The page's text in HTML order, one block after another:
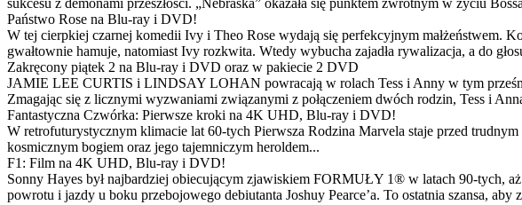
sukcesu z demonami przeszłości. „Nebraska” okazała się punktem zwrotnym w życiu
Państwo Rose na Blu-ray i DVD!
W tej cierpkiej czarnej komedii Ivy i Theo Rose wydają się perfekcyjnym małżeństwem.
gwałtownie hamuje, natomiast Ivy rozkwita. Wtedy wybucha zajadła rywalizacja, a do
Zakręcony piątek 2 na Blu-ray i DVD oraz w pakiecie 2 DVD
JAMIE LEE CURTIS i LINDSAY LOHAN powracają w rolach Tess i Anny w tym
Zmagając się z licznymi wyzwaniami związanymi z połączeniem dwóch rodzin, Tess i
Fantastyczna Czwórka: Pierwsze kroki na 4K UHD, Blu-ray i DVD!
W retrofuturystycznym klimacie lat 60-tych Pierwsza Rodzina Marvela staje przed
kosmicznym bogiem oraz jego tajemniczym heroldem...
F1: Film na 4K UHD, Blu-ray i DVD!
Sonny Hayes był najbardziej obiecującym zjawiskiem FORMUŁY 1® w latach 90-tych,
powrotu i jazdy u boku przebojowego debiutanta Joshuy Pearce’a. To ostatnia szansa, aby